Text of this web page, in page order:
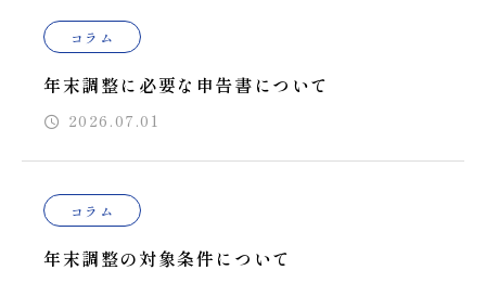
コラム
年末調整に必要な申告書について
2026.07.01
コラム
年末調整の対象条件について